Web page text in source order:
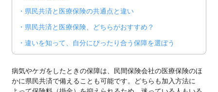
県民共済と医療保険の共通点と違い
県民共済と医療保険、どちらがおすすめ？
違いを知って、自分にぴったり合う保障を選ぼう
病気やケガをしたときの保障は、民間保険会社の医療保険のほ
かに県民共済で備えることも可能です。どちらも加入方法に